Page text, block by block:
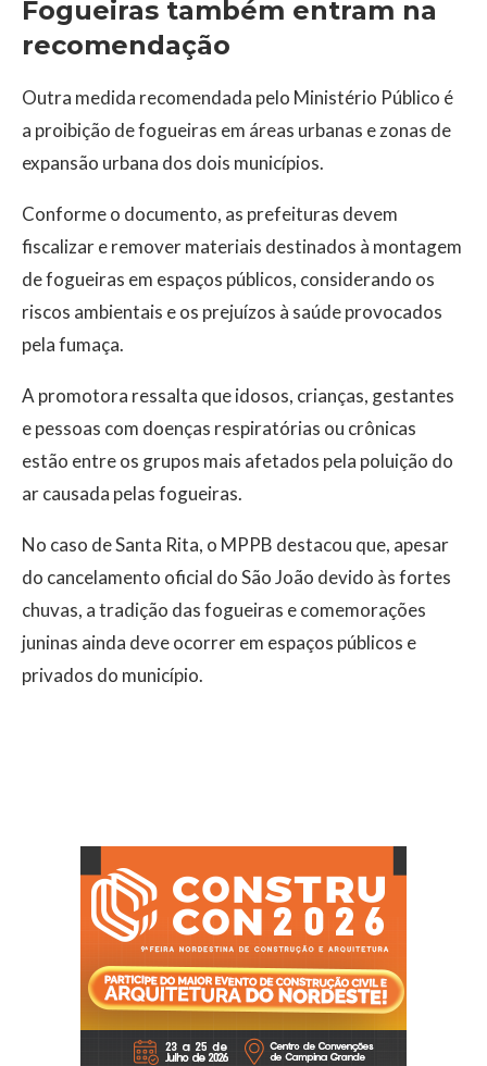
Fogueiras também entram na
recomendação
Outra medida recomendada pelo Ministério Público é
a proibição de fogueiras em áreas urbanas e zonas de
expansão urbana dos dois municípios.
Conforme o documento, as prefeituras devem
fiscalizar e remover materiais destinados à montagem
de fogueiras em espaços públicos, considerando os
riscos ambientais e os prejuízos à saúde provocados
pela fumaça.
A promotora ressalta que idosos, crianças, gestantes
e pessoas com doenças respiratórias ou crônicas
estão entre os grupos mais afetados pela poluição do
ar causada pelas fogueiras.
No caso de Santa Rita, o MPPB destacou que, apesar
do cancelamento oficial do São João devido às fortes
chuvas, a tradição das fogueiras e comemorações
juninas ainda deve ocorrer em espaços públicos e
privados do município.